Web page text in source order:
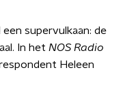
supervulkaan: de
In het NOS Radio
Heleen